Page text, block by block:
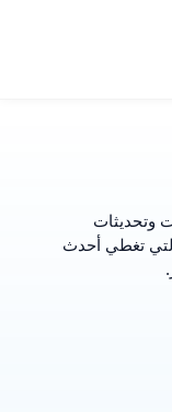
وتحديثات
التي تغطي أحدث